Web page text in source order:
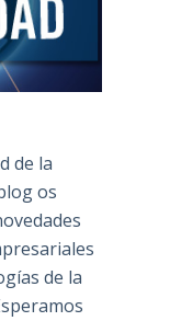
de la
os
de la